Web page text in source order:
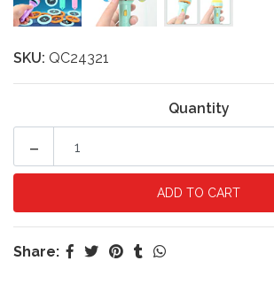
SKU: QC24321
Quantity
-
Share: